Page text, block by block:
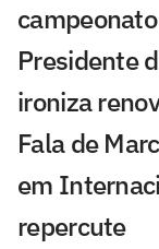
Presidente
ironiza
Fala de
em
repercute